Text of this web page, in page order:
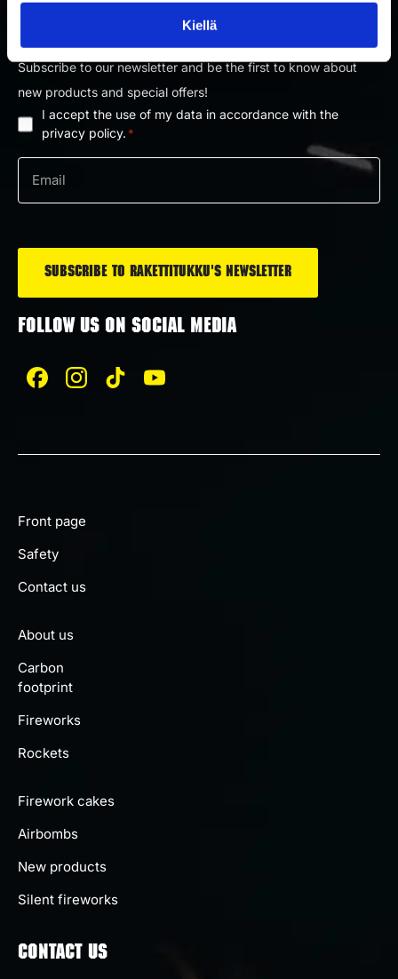
Kiellä
SUBSCRIBE TO RAKETTITUKKU'S NEWSLETTER
Subscribe to our newsletter and be the first to know about
new products and special offers!
Privacy
policy
I accept the use of my data in accordance with the
privacy policy. *
Email
FOLLOW US ON SOCIAL MEDIA
Front page
Safety
Contact us
About us
Carbon
footprint
Fireworks
Rockets
Firework cakes
Airbombs
New products
Silent fireworks
CONTACT US